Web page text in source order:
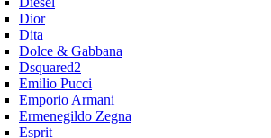
Dior
Dita
Dolce & Gabbana
Dsquared2
Emilio Pucci
Emporio Armani
Ermenegildo Zegna
Esprit